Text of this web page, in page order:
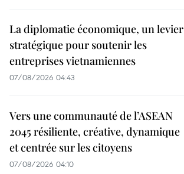
La diplomatie économique, un levier
stratégique pour soutenir les
entreprises vietnamiennes
07/08/2026 04:43
Vers une communauté de l’ASEAN
2045 résiliente, créative, dynamique
et centrée sur les citoyens
07/08/2026 04:10